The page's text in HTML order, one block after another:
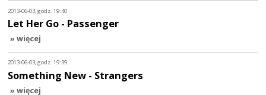
2013-06-03, godz. 19:40
Let Her Go - Passenger
» więcej
2013-06-03, godz. 19:39
Something New - Strangers
» więcej